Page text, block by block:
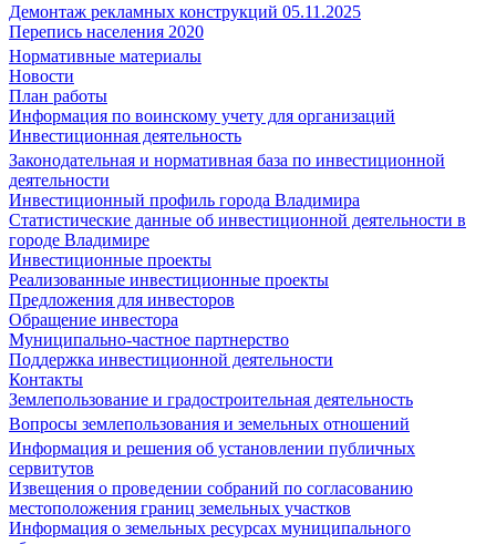
Демонтаж рекламных конструкций 05.11.2025
Перепись населения 2020
Нормативные материалы
Новости
План работы
Информация по воинскому учету для организаций
Инвестиционная деятельность
Законодательная и нормативная база по инвестиционной
деятельности
Инвестиционный профиль города Владимира
Статистические данные об инвестиционной деятельности в
городе Владимире
Инвестиционные проекты
Реализованные инвестиционные проекты
Предложения для инвесторов
Обращение инвестора
Муниципально-частное партнерство
Поддержка инвестиционной деятельности
Контакты
Землепользование и градостроительная деятельность
Вопросы землепользования и земельных отношений
Информация и решения об установлении публичных
сервитутов
Извещения о проведении собраний по согласованию
местоположения границ земельных участков
Информация о земельных ресурсах муниципального